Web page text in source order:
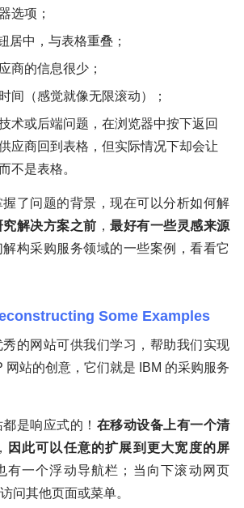
选项；
居中，与表格重叠；
商的信息很少；
间（感觉就像无限滚动）；
术或后端问题，在浏览器中按下返回
应商回到表格，但实际情况下却会让
不是表格。
了问题的背景，现在可以分析如何解
究解决方案之前 ， 最好有一些灵感来源
解构采购服务领域的一些案例，看看它
Some Examples
的网站可供我们学习，帮助我们实现
网站的创意，它们就是 IBM 的采购服务
是响应式的！ 在移动设备上有一个清
，
因此可以任意的扩展到更大宽度的屏
有一个浮动导航栏；当向下滚动网页
问其他页面或菜单。